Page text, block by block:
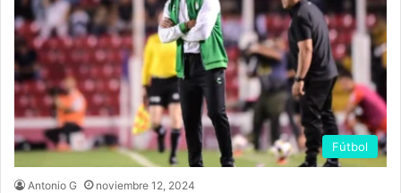
Fútbol
Antonio G noviembre 12, 2024